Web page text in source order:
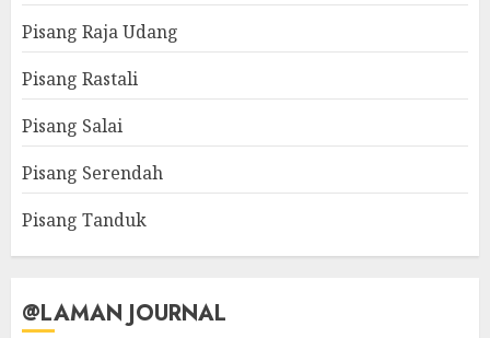
Pisang Raja Udang
Pisang Rastali
Pisang Salai
Pisang Serendah
Pisang Tanduk
@LAMAN JOURNAL